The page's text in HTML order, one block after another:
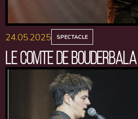
24.05.2025 SPECTACLE
LE COMTE DE BOUDERBALA